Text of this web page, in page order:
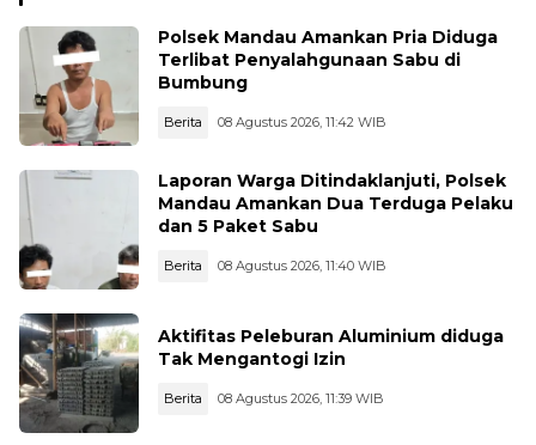
Polsek Mandau Amankan Pria Diduga
Terlibat Penyalahgunaan Sabu di
Bumbung
Berita 08 Agustus 2026, 11:42 WIB
Laporan Warga Ditindaklanjuti, Polsek
Mandau Amankan Dua Terduga Pelaku
dan 5 Paket Sabu
Berita 08 Agustus 2026, 11:40 WIB
Aktifitas Peleburan Aluminium diduga
Tak Mengantogi Izin
Berita 08 Agustus 2026, 11:39 WIB